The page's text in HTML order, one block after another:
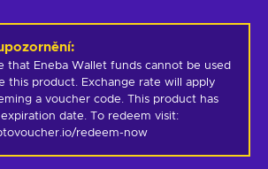
:
that Eneba Wallet funds cannot be used
this product. Exchange rate will apply
a voucher code. This product has
date. To redeem visit:
redeem-now